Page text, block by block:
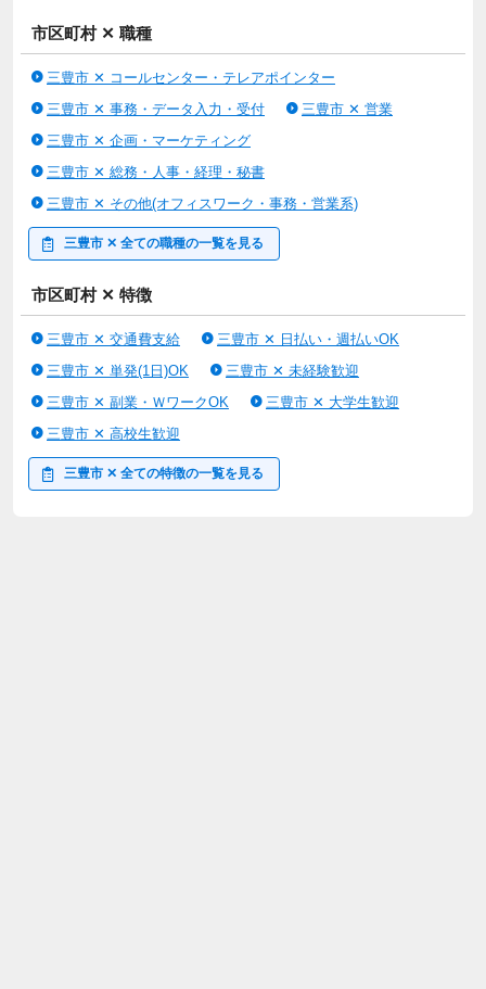
市区町村 ✕ 職種
三豊市 ✕ コールセンター・テレアポインター
三豊市 ✕ 事務・データ入力・受付
三豊市 ✕ 営業
三豊市 ✕ 企画・マーケティング
三豊市 ✕ 総務・人事・経理・秘書
三豊市 ✕ その他(オフィスワーク・事務・営業系)
三豊市 ✕ 全ての職種の一覧を見る
市区町村 ✕ 特徴
三豊市 ✕ 交通費支給
三豊市 ✕ 日払い・週払いOK
三豊市 ✕ 単発(1日)OK
三豊市 ✕ 未経験歓迎
三豊市 ✕ 副業・ＷワークOK
三豊市 ✕ 大学生歓迎
三豊市 ✕ 高校生歓迎
三豊市 ✕ 全ての特徴の一覧を見る